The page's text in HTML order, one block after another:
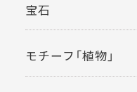
宝石
モチーフ「植物」